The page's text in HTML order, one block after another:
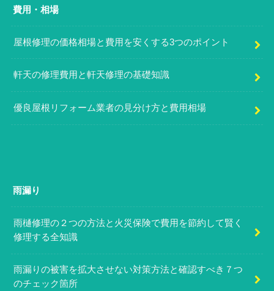
費用・相場
屋根修理の価格相場と費用を安くする3つのポイント
軒天の修理費用と軒天修理の基礎知識
優良屋根リフォーム業者の見分け方と費用相場
雨漏り
雨樋修理の２つの方法と火災保険で費用を節約して賢く
修理する全知識
雨漏りの被害を拡大させない対策方法と確認すべき７つ
のチェック箇所